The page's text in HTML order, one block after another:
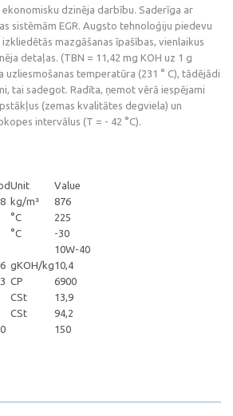
dzinēja darbību. Saderīga ar
sistēmām EGR. Augsto tehnoloģiju piedevu
mazgāšanas īpašības, vienlaikus
detaļas. (TBN = 11,42 mg KOH uz 1 g
uzliesmošanas temperatūra (231 ° C), tādējādi
tai sadegot. Radīta, ņemot vērā iespējami
(zemas kvalitātes degviela) un
intervālus (T = - 42 °C).
Unit
Value
kg/m³
876
°C
225
°C
-30
10W-40
gKOH/kg10,4
CP
6900
CSt
13,9
CSt
94,2
150